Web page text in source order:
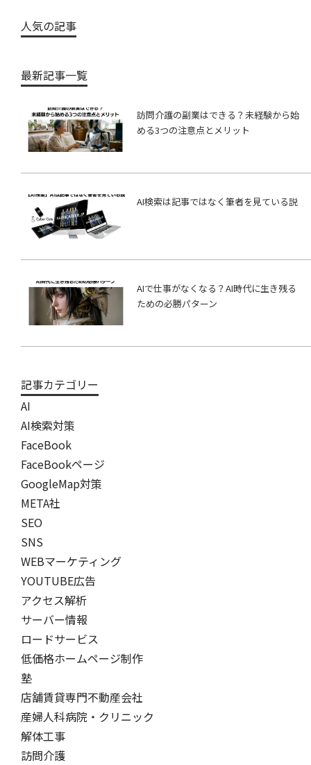
人気の記事
最新記事一覧
訪問介護の副業はできる？未経験から始
める3つの注意点とメリット
AI検索は記事ではなく筆者を見ている説
AIで仕事がなくなる？AI時代に生き残る
ための必勝パターン
記事カテゴリー
AI
AI検索対策
FaceBook
FaceBookページ
GoogleMap対策
META社
SEO
SNS
WEBマーケティング
YOUTUBE広告
アクセス解析
サーバー情報
ロードサービス
低価格ホームページ制作
塾
店舗賃貸専門不動産会社
産婦人科病院・クリニック
解体工事
訪問介護